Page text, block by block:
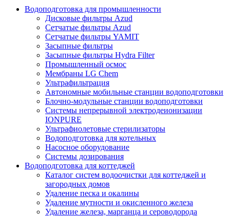
Водоподготовка для промышленности
Дисковые фильтры Azud
Сетчатые фильтры Azud
Сетчатые фильтры YAMIT
Засыпные фильтры
Засыпные фильтры Hydra Filter
Промышленный осмос
Мембраны LG Chem
Ультрафильтрация
Автономные мобильные станции водоподготовки
Блочно-модульные станции водоподготовки
Системы непрерывной электродеионизации
IONPURE
Ультрафиолетовые стерилизаторы
Водоподготовка для котельных
Насосное оборудование
Системы дозирования
Водоподготовка для коттеджей
Каталог систем водоочистки для коттеджей и
загородных домов
Удаление песка и окалины
Удаление мутности и окисленного железа
Удаление железа, марганца и сероводорода